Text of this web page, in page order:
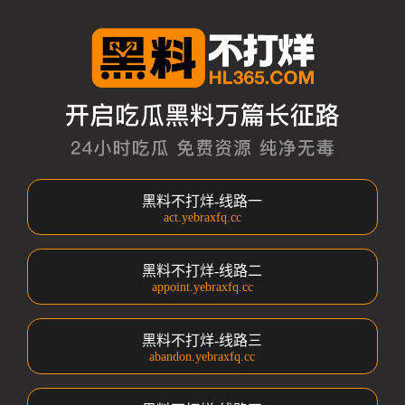
黑料不打烊-线路一
act.yebraxfq.cc
黑料不打烊-线路二
appoint.yebraxfq.cc
黑料不打烊-线路三
abandon.yebraxfq.cc